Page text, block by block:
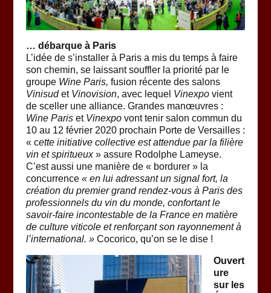
… débarque à Paris
L’idée de s’installer à Paris a mis du temps à faire
son chemin, se laissant souffler la priorité par le
groupe Wine Paris, fusion récente des salons
VinisudetVinovision, avec lequel Vinexpovient
de sceller une alliance. Grandes manœuvres :
Wine Pariset Vinexpovont tenir salon commun du
10 au 12 février 2020 prochain Porte de Versailles :
« cette initiative collective est attendue par la filière
vin et spiritueux» assure Rodolphe Lameyse.
C’est aussi une manière de « bordurer » la
concurrence« en lui adressant un signal fort, la
création du premier grand rendez-vous à Paris des
professionnels du vin du monde, confortant le
savoir-faire incontestable de la France en matière
de culture viticole et renforçant son rayonnement à
l’international. » Cocorico, qu’on se le dise !
Ouvert
ure
sur les